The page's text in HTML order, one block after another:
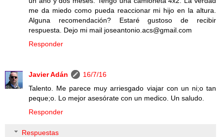
me da miedo como pueda reaccionar mi hijo en la altura.
Alguna recomendación? Estaré gustoso de recibir
respuesta. Dejo mi mail joseantonio.acs@gmail.com
Responder
Javier Adán
16/7/16
Talento. Me parece muy arriesgado viajar con un ni;o tan
peque;o. Lo mejor asesórate con un medico. Un saludo.
Responder
Respuestas